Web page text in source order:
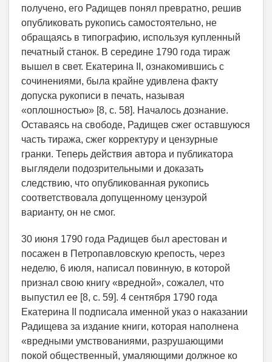
получено, его Радищев понял превратно, решив
опубликовать рукопись самостоятельно, не
обращаясь в типографию, используя купленный
печатный станок. В середине 1790 года тираж
вышел в свет. Екатерина II, ознакомившись с
сочинениями, была крайне удивлена факту
допуска рукописи в печать, называя
«оплошностью» [8, c. 58]. Началось дознание.
Оставаясь на свободе, Радищев сжег оставшуюся
часть тиража, сжег корректуру и цензурные
гранки. Теперь действия автора и публикатора
выглядели подозрительными и доказать
следствию, что опубликованная рукопись
соответствовала допущенному цензурой
варианту, он не смог.
30 июня 1790 года Радищев был арестован и
посажен в Петропавловскую крепость, через
неделю, 6 июля, написал повинную, в которой
признал свою книгу «вредной», сожалел, что
выпустил ее [8, c. 59]. 4 сентября 1790 года
Екатерина II подписала именной указ о наказании
Радищева за издание книги, которая наполнена
«вредными умствованиями, разрушающими
покой общественный, умаляющими должное ко